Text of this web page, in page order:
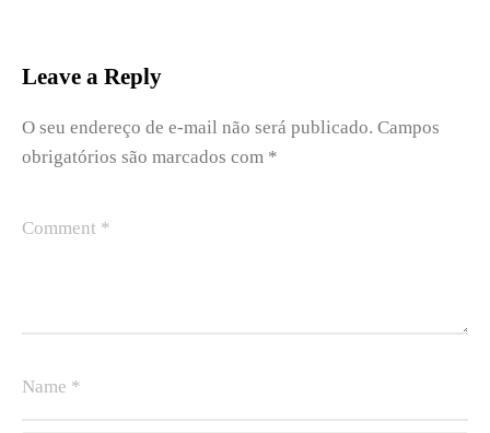
Leave a Reply
O seu endereço de e-mail não será publicado. Campos
obrigatórios são marcados com *